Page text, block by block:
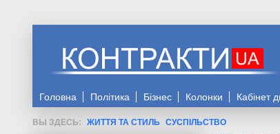
Головна Політика Бізнес Колонки Кабінет
ЖИТТЯ ТА СТИЛЬ СУСПІЛЬСТВО